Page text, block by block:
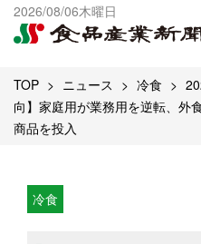
2026/08/06木曜日
出版物一覧へ
試読・購読申し込み
TOP ニュース 冷食
向】家庭用が業務用を逆転、外
商品を投入
冷食